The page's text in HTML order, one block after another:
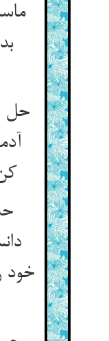
حل
کن دم اگر آدم‌دمی
خود